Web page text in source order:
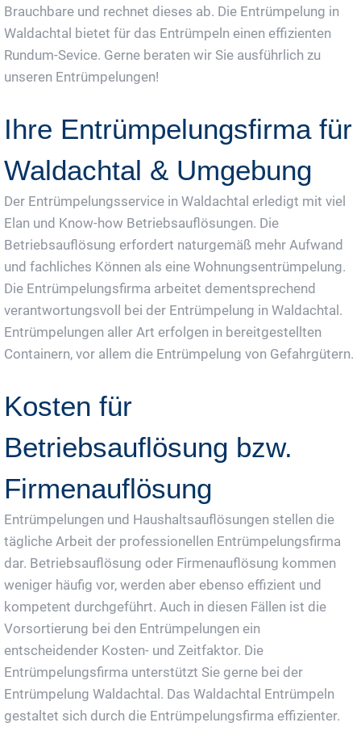
Brauchbare und rechnet dieses ab. Die Entrümpelung in
Waldachtal bietet für das Entrümpeln einen effizienten
Rundum-Sevice. Gerne beraten wir Sie ausführlich zu
unseren Entrümpelungen!
Ihre Entrümpelungsfirma für
Waldachtal & Umgebung
Der Entrümpelungsservice in Waldachtal erledigt mit viel
Elan und Know-how Betriebsauflösungen. Die
Betriebsauflösung erfordert naturgemäß mehr Aufwand
und fachliches Können als eine Wohnungsentrümpelung.
Die Entrümpelungsfirma arbeitet dementsprechend
verantwortungsvoll bei der Entrümpelung in Waldachtal.
Entrümpelungen aller Art erfolgen in bereitgestellten
Containern, vor allem die Entrümpelung von Gefahrgütern.
Kosten für
Betriebsauflösung bzw.
Firmenauflösung
Entrümpelungen und Haushaltsauflösungen stellen die
tägliche Arbeit der professionellen Entrümpelungsfirma
dar. Betriebsauflösung oder Firmenauflösung kommen
weniger häufig vor, werden aber ebenso effizient und
kompetent durchgeführt. Auch in diesen Fällen ist die
Vorsortierung bei den Entrümpelungen ein
entscheidender Kosten- und Zeitfaktor. Die
Entrümpelungsfirma unterstützt Sie gerne bei der
Entrümpelung Waldachtal. Das Waldachtal Entrümpeln
gestaltet sich durch die Entrümpelungsfirma effizienter.